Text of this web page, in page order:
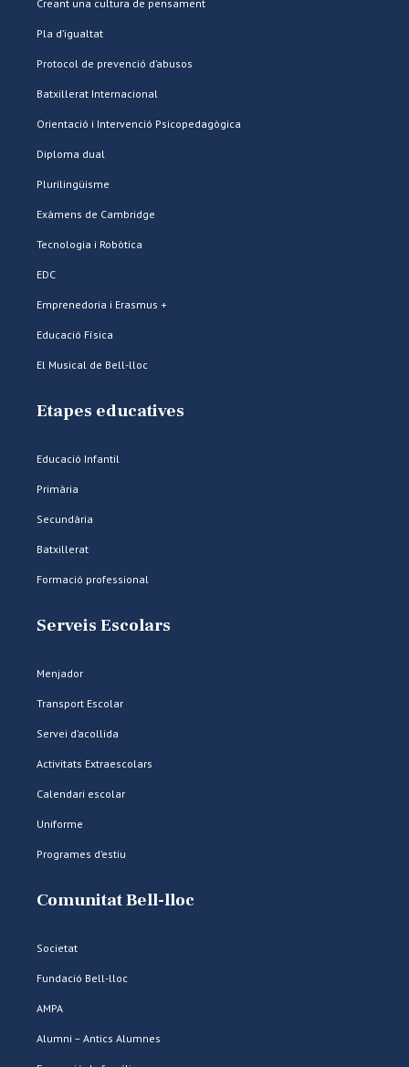
Creant una cultura de pensament
Pla d’igualtat
Protocol de prevenció d’abusos
Batxillerat Internacional
Orientació i Intervenció Psicopedagògica
Diploma dual
Plurilingüisme
Exàmens de Cambridge
Tecnologia i Robòtica
EDC
Emprenedoria i Erasmus +
Educació Física
El Musical de Bell-lloc
Etapes educatives
Educació Infantil
Primària
Secundària
Batxillerat
Formació professional
Serveis Escolars
Menjador
Transport Escolar
Servei d’acollida
Activitats Extraescolars
Calendari escolar
Uniforme
Programes d’estiu
Comunitat Bell-lloc
Societat
Fundació Bell-lloc
AMPA
Alumni – Antics Alumnes